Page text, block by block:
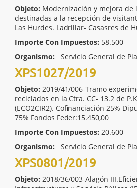
Objeto: Modernización y mejora de
destinadas a la recepción de
Las Hurdes. Ladrillar- Casasres de
Importe Con Impuestos: 58.500
Organismo:
Servicio General de
XPS1027/2019
Objeto: 2019/41/006-Tramo
reciclados en la Ctra. CC- 13.2 de
(ECO2CIR2). Cofinanciación 25%
75% Fondos Feder:15.450,00
Importe Con Impuestos: 20.600
Organismo:
Servicio General de
XPS0801/2019
Objeto: 2018/36/003-Alagón